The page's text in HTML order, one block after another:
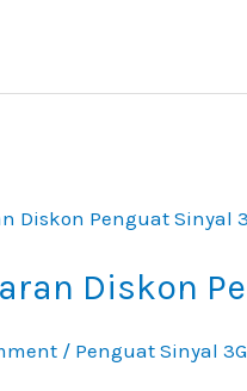
Diskon
/ Penguat Sinyal 3G